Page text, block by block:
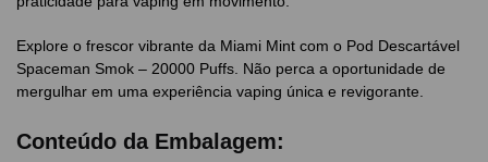
Explore o frescor vibrante da Miami Mint com o Pod Descartável
Spaceman Smok – 20000 Puffs. Não perca a oportunidade de
mergulhar em uma experiência vaping única e revigorante.
Conteúdo da Embalagem: